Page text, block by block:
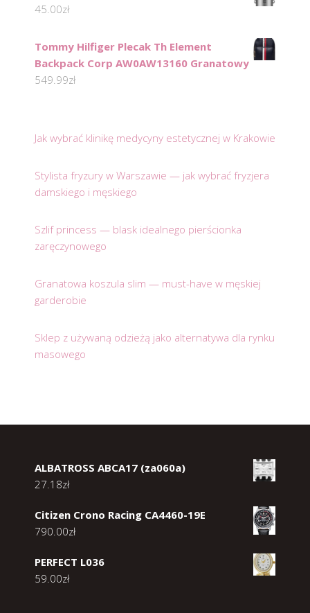
45.00zł
Tommy Hilfiger Plecak Th Element
Backpack Corp AW0AW13160 Granatowy
549.99zł
Jak wybrać klinikę medycyny estetycznej w Krakowie
Stylista fryzury w Warszawie — jak wybrać fryzjera
damskiego i męskiego
Szlif princess — blask idealnego pierścionka
zaręczynowego
Granatowa koszula slim — must-have w męskiej
garderobie
Sklep z używaną odzieżą jako alternatywa dla rynku
masowego
ALBATROSS ABCA17 (za060a)
27.18zł
Citizen Crono Racing CA4460-19E
790.00zł
PERFECT L036
59.00zł